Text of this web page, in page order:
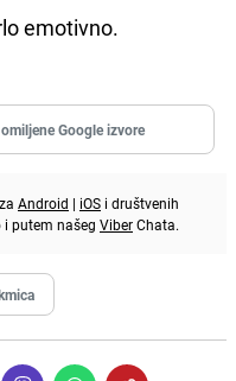
emotivno.
Google izvore
Android | iOS i društvenih
i putem našeg ViberChata.